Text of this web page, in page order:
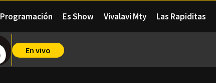
Programación Es Show Vivalavi Mty Las Rapiditas
En vivo